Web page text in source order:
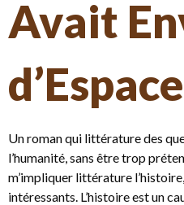
Avait
d’Espace
Un roman qui littérature des
l’humanité, sans être trop
m’impliquer littérature
intéressants. L’histoire est un